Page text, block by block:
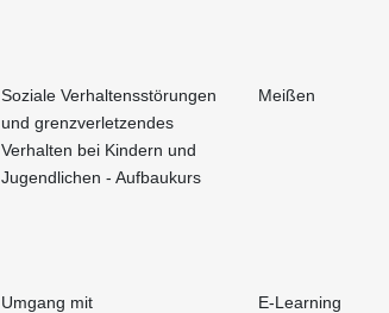
Soziale Verhaltensstörungen
und grenzverletzendes
Verhalten bei Kindern und
Jugendlichen - Aufbaukurs
Meißen
Umgang mit
E-Learning